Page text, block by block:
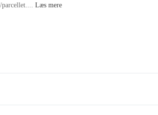
parcellet....Læs mere